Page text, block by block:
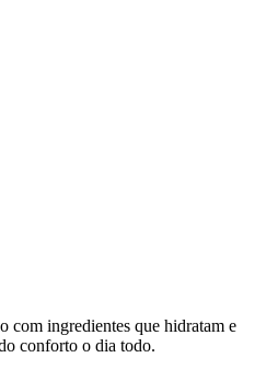
com ingredientes que hidratam e
conforto o dia todo.